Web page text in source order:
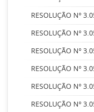
RESOLUÇÃO Nº
RESOLUÇÃO Nº
RESOLUÇÃO Nº
RESOLUÇÃO Nº
RESOLUÇÃO Nº
RESOLUÇÃO Nº